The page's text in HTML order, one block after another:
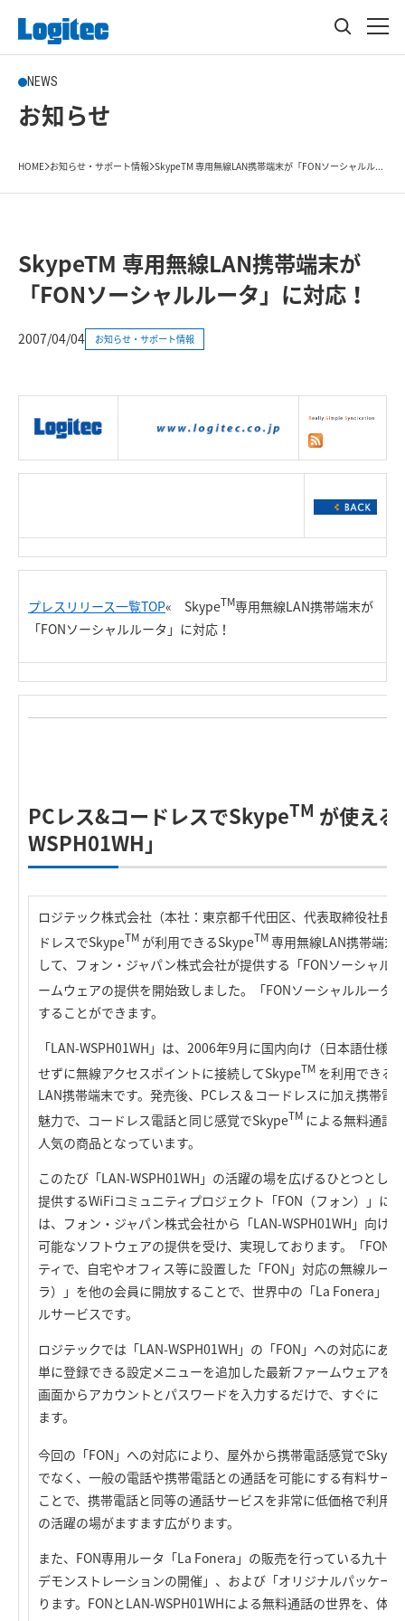
NEWS
お知らせ
HOME お知らせ・サポート情報 SkypeTM 専用無線LAN携帯端末が「FONソーシャルル...
SkypeTM 専用無線LAN携帯端末が
「FONソーシャルルータ」に対応！
2007/04/04 お知らせ・サポート情報
プレスリリース一覧TOP« SkypeTM専用無線LAN携帯端末が
「FONソーシャルルータ」に対応！
PCレス&コードレスでSkypeTM が使え
WSPH01WH」
ロジテック株式会社（本社：東京都千代田区、代表取締役社長
ドレスでSkypeTM が利用できるSkypeTM専用無線LAN携帯端末
して、フォン・ジャパン株式会社が提供する「FONソーシャル
ームウェアの提供を開始致しました。「FONソーシャルルータ
することができます。
「LAN-WSPH01WH」は、2006年9月に国内向け（日本語仕様
せずに無線アクセスポイントに接続してSkypeTM を利用できる
LAN携帯端末です。発売後、PCレス＆コードレスに加え携帯電
魅力で、コードレス電話と同じ感覚でSkypeTM による無料通話
人気の商品となっています。
このたび「LAN-WSPH01WH」の活躍の場を広げるひとつとし
提供するWiFiコミュニティプロジェクト「FON（フォン）」に
は、フォン・ジャパン株式会社から「LAN-WSPH01WH」向け
可能なソフトウェアの提供を受け、実現しております。「FON
ティで、自宅やオフィス等に設置した「FON」対応の無線ルー
ラ）」を他の会員に開放することで、世界中の「La Fonera」
ルサービスです。
ロジテックでは「LAN-WSPH01WH」の「FON」への対応にあ
単に登録できる設定メニューを追加した最新ファームウェアを
画面からアカウントとパスワードを入力するだけで、すぐに「
ます。
今回の「FON」への対応により、屋外から携帯電話感覚でSkype
でなく、一般の電話や携帯電話との通話を可能にする有料サー
ことで、携帯電話と同等の通話サービスを非常に低価格で利用
の活躍の場がますます広がります。
また、FON専用ルータ「La Fonera」の販売を行っている九十
デモンストレーションの開催」、および「オリジナルパッケー
ります。FONとLAN-WSPH01WHによる無料通話の世界を、体